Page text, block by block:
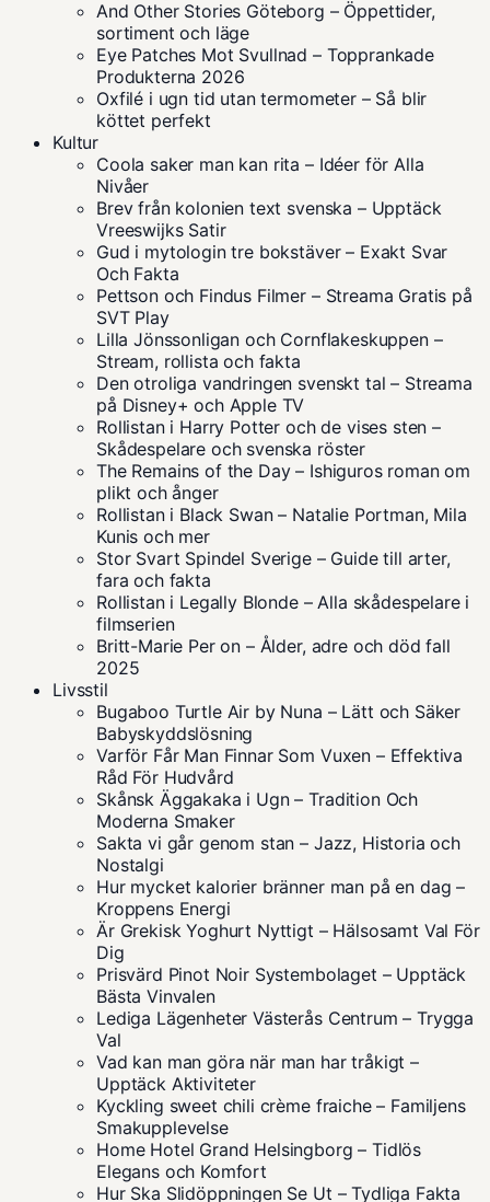
And Other Stories Göteborg – Öppettider,
sortiment och läge
Eye Patches Mot Svullnad – Topprankade
Produkterna 2026
Oxfilé i ugn tid utan termometer – Så blir
köttet perfekt
Kultur
Coola saker man kan rita – Idéer för Alla
Nivåer
Brev från kolonien text svenska – Upptäck
Vreeswijks Satir
Gud i mytologin tre bokstäver – Exakt Svar
Och Fakta
Pettson och Findus Filmer – Streama Gratis på
SVT Play
Lilla Jönssonligan och Cornflakeskuppen –
Stream, rollista och fakta
Den otroliga vandringen svenskt tal – Streama
på Disney+ och Apple TV
Rollistan i Harry Potter och de vises sten –
Skådespelare och svenska röster
The Remains of the Day – Ishiguros roman om
plikt och ånger
Rollistan i Black Swan – Natalie Portman, Mila
Kunis och mer
Stor Svart Spindel Sverige – Guide till arter,
fara och fakta
Rollistan i Legally Blonde – Alla skådespelare i
filmserien
Britt-Marie Per on – Ålder, adre och död fall
2025
Livsstil
Bugaboo Turtle Air by Nuna – Lätt och Säker
Babyskyddslösning
Varför Får Man Finnar Som Vuxen – Effektiva
Råd För Hudvård
Skånsk Äggakaka i Ugn – Tradition Och
Moderna Smaker
Sakta vi går genom stan – Jazz, Historia och
Nostalgi
Hur mycket kalorier bränner man på en dag –
Kroppens Energi
Är Grekisk Yoghurt Nyttigt – Hälsosamt Val För
Dig
Prisvärd Pinot Noir Systembolaget – Upptäck
Bästa Vinvalen
Lediga Lägenheter Västerås Centrum – Trygga
Val
Vad kan man göra när man har tråkigt –
Upptäck Aktiviteter
Kyckling sweet chili crème fraiche – Familjens
Smakupplevelse
Home Hotel Grand Helsingborg – Tidlös
Elegans och Komfort
Hur Ska Slidöppningen Se Ut – Tydliga Fakta